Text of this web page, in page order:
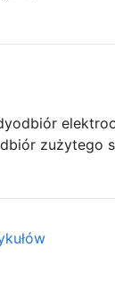
odbiór
zużytego